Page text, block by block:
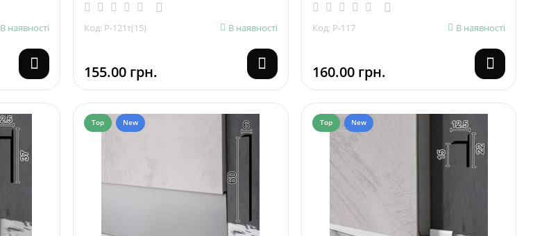
В наявності Код: P-121т(15) В наявності
155.00 грн.
Код: P-117 В наявності
160.00 грн.
Top New Top New